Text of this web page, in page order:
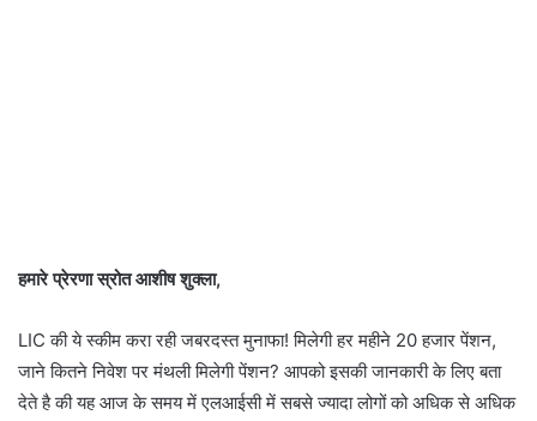
हमारे प्रेरणा स्रोत आशीष शुक्ला,
LIC की ये स्कीम करा रही जबरदस्त मुनाफा! मिलेगी हर महीने 20 हजार पेंशन,
जाने कितने निवेश पर मंथली मिलेगी पेंशन? आपको इसकी जानकारी के लिए बता
देते है की यह आज के समय में एलआईसी में सबसे ज्यादा लोगों को अधिक से अधिक